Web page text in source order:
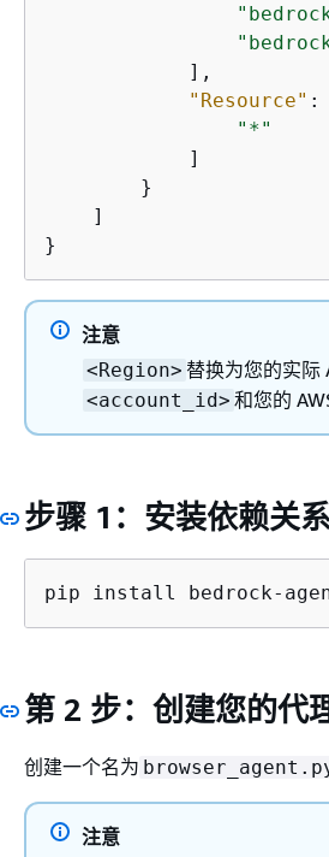
            ],
"Resource" :
"*"
            ]
        }
    ]
}
注意
<Region> 替换为您的实际
<account_id> 和您的
步骤 1：安装依赖关
pip install bedrock-
第 2 步：创建您的代
创建一个名为
注意